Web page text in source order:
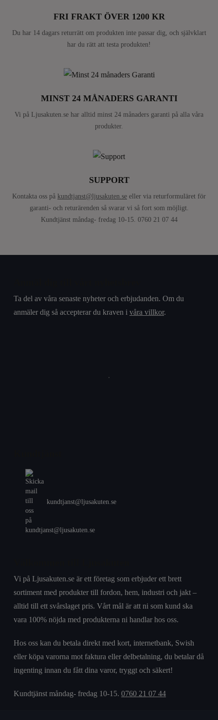
FRI FRAKT ÖVER 1200 KR
Du har 14 dagars returrätt om produkten inte passar dig, och självklart
har du rätt att testa produkten!
MINST 24 MÅNADERS GARANTI
Vi på Ljusakuten.se har alltid minst 24 månaders garanti på alla våra
produkter.
SUPPORT
Kontakta oss på kundtjanst@ljusakuten.se eller via returformuläret för
garanti- och returärenden så svarar vi så fort som möjligt.
Kundtjänst måndag- fredag 10-15. 0760 21 07 44
Ta del av våra senaste nyheter och erbjudanden. Om du
anmäler dig så accepterar du kraven i våra villkor.
kundtjanst@ljusakuten.se
Vi på Ljusakuten.se är ett företag som erbjuder ett brett
sortiment med produkter till fordon, hem, industri och jakt –
alltid till ett svårslaget pris. Vårt mål är att ni som kund ska
vara 100% nöjda med produkterna ni handlar hos oss.
Hos oss kan du betala direkt med kort, internetbank, Swish
eller köpa varorna mot faktura eller delbetalning, du betalar då
ingenting innan du fått dina varor, tryggt och säkert!
Kundtjänst måndag- fredag 10-15. 0760 21 07 44